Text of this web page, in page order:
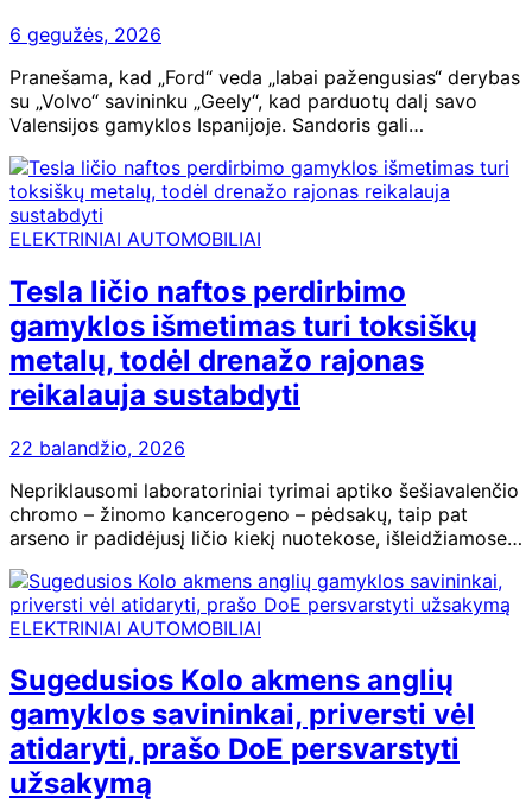
6 gegužės, 2026
Pranešama, kad „Ford“ veda „labai pažengusias“ derybas
su „Volvo“ savininku „Geely“, kad parduotų dalį savo
Valensijos gamyklos Ispanijoje. Sandoris gali…
ELEKTRINIAI AUTOMOBILIAI
Tesla ličio naftos perdirbimo
gamyklos išmetimas turi toksiškų
metalų, todėl drenažo rajonas
reikalauja sustabdyti
22 balandžio, 2026
Nepriklausomi laboratoriniai tyrimai aptiko šešiavalenčio
chromo – žinomo kancerogeno – pėdsakų, taip pat
arseno ir padidėjusį ličio kiekį nuotekose, išleidžiamose…
ELEKTRINIAI AUTOMOBILIAI
Sugedusios Kolo akmens anglių
gamyklos savininkai, priversti vėl
atidaryti, prašo DoE persvarstyti
užsakymą